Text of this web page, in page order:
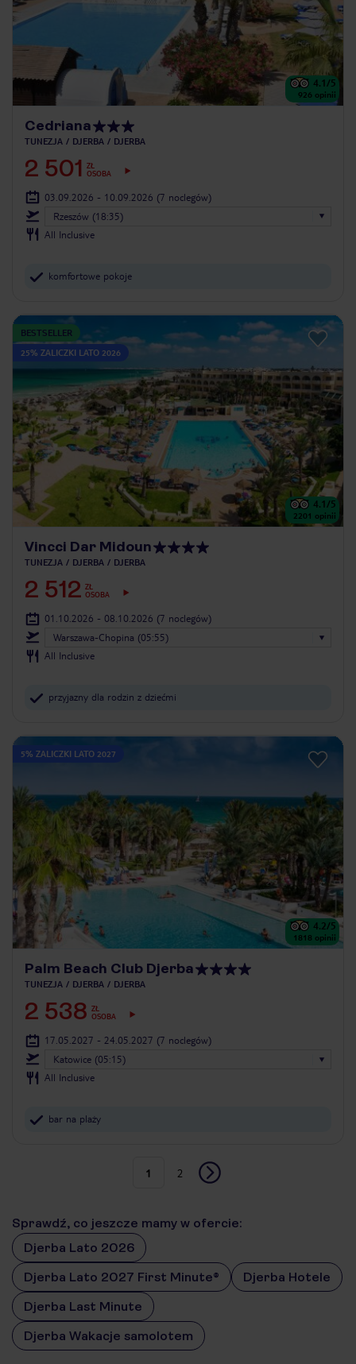
4.1/5
926 opinii
Cedriana
TUNEZJA DJERBA DJERBA
2 501
ZŁ
OSOBA
03.09.2026 - 10.09.2026 (7 noclegów)
Rzeszów (18:35)
All Inclusive
komfortowe pokoje
BESTSELLER
25% ZALICZKI LATO 2026
4.1/5
2201 opinii
Vincci Dar Midoun
TUNEZJA DJERBA DJERBA
2 512 ZŁ
OSOBA
01.10.2026 - 08.10.2026 (7 noclegów)
Warszawa-Chopina (05:55)
All Inclusive
przyjazny dla rodzin z dziećmi
5% ZALICZKI LATO 2027
4.2/5
1818 opinii
Palm Beach Club Djerba
TUNEZJA DJERBA DJERBA
2 538 ZŁ
OSOBA
17.05.2027 - 24.05.2027 (7 noclegów)
Katowice (05:15)
All Inclusive
bar na plaży
1 2
Sprawdź, co jeszcze mamy w ofercie:
Djerba Lato 2026
Djerba Lato 2027 First Minute®
Djerba Hotele
Djerba Last Minute
Djerba Wakacje samolotem